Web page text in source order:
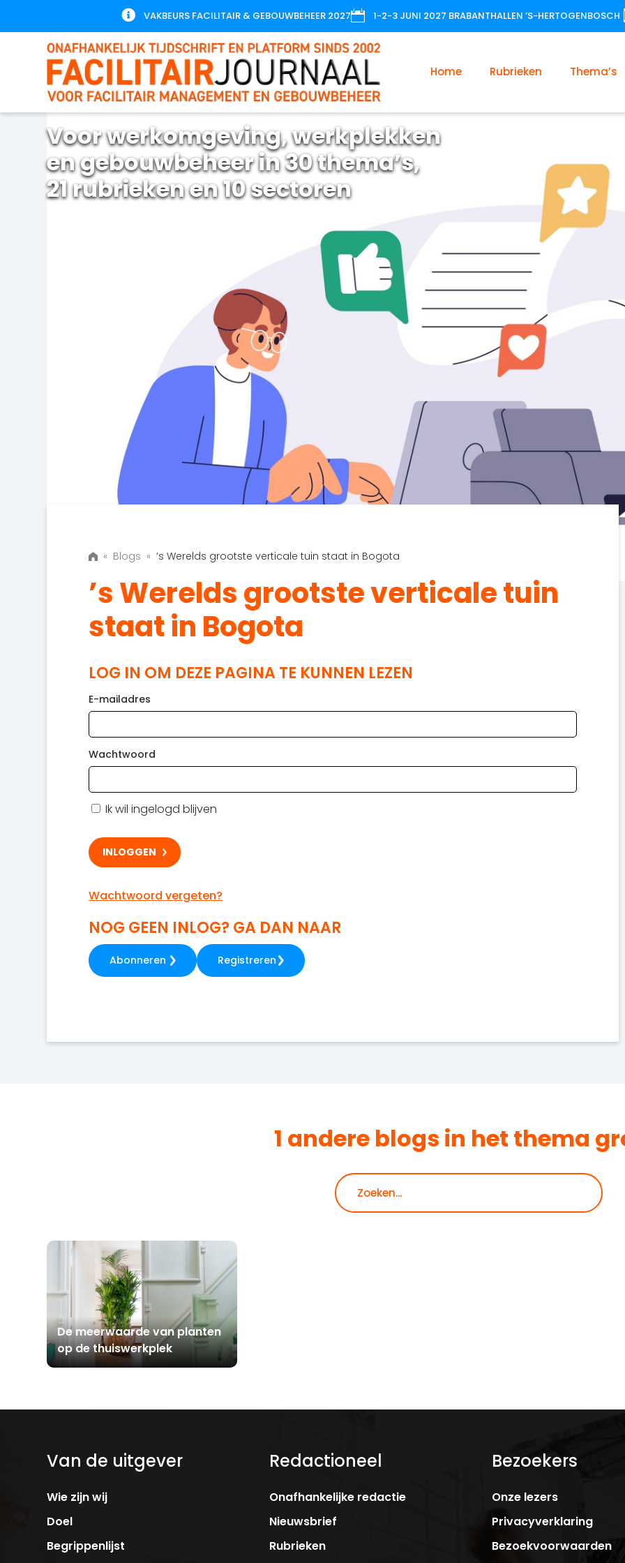
 VAKBEURS FACILITAIR & GEBOUWBEHEER 2027 1-2-3 JUNI 2027 BRABANTHALLEN ’S-HERTOGENBOSCH
Home Rubrieken Thema’s
Voor werkomgeving, werkplekken
en gebouwbeheer in 30 thema’s,
21 rubrieken en 10 sectoren
« Blogs «’s Werelds grootste verticale tuin staat in Bogota
’s Werelds grootste verticale tuin
staat in Bogota
LOG IN OM DEZE PAGINA TE KUNNEN LEZEN
E-mailadres
Wachtwoord
Ik wil ingelogd blijven
Wachtwoord vergeten?
NOG GEEN INLOG? GA DAN NAAR
Abonneren Registreren
1 andere blogs in het thema
De meerwaarde van planten
op de thuiswerkplek
Van de uitgever
Wie zijn wij
Doel
Begrippenlijst
Redactioneel
Onafhankelijke redactie
Nieuwsbrief
Rubrieken
Bezoekers
Onze lezers
Privacyverklaring
Bezoekvoorwaarden